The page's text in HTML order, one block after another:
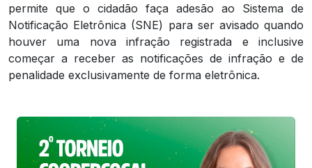
permite que o cidadão faça adesão ao Sistema de
Notificação Eletrônica (SNE) para ser avisado quando
houver uma nova infração registrada e inclusive
começar a receber as notificações de infração e de
penalidade exclusivamente de forma eletrônica.